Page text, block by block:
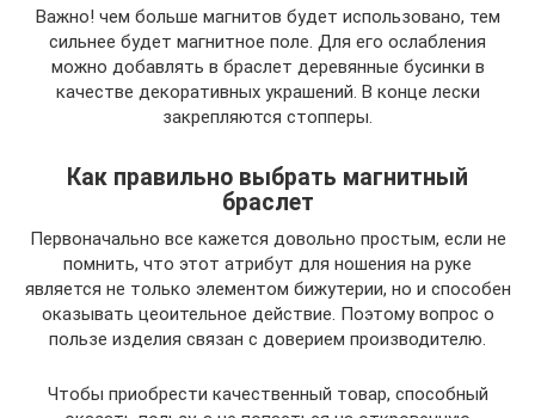
Важно! чем больше магнитов будет использовано, тем
сильнее будет магнитное поле. Для его ослабления
можно добавлять в браслет деревянные бусинки в
качестве декоративных украшений. В конце лески
закрепляются стопперы.
Как правильно выбрать магнитный
браслет
Первоначально все кажется довольно простым, если не
помнить, что этот атрибут для ношения на руке
является не только элементом бижутерии, но и способен
оказывать цеоительное действие. Поэтому вопрос о
пользе изделия связан с доверием производителю.
Чтобы приобрести качественный товар, способный